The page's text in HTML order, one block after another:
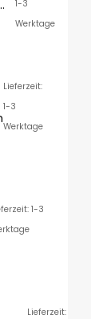
1-3
Werktage
Lieferzeit:
1-3
Werktage
1-3
Lieferzeit: